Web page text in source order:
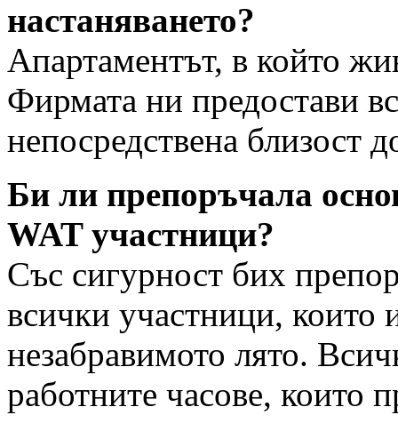
настаняването?
Апартаментът, в който
Фирмата ни предостави
непосредствена близост
Би ли препоръчала
WAT участници?
Със сигурност бих
всички участници, които
незабравимото лято.
работните часове, които